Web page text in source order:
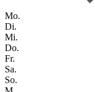
Mo.
Di.
Mi.
Do.
Fr.
Sa.
So.